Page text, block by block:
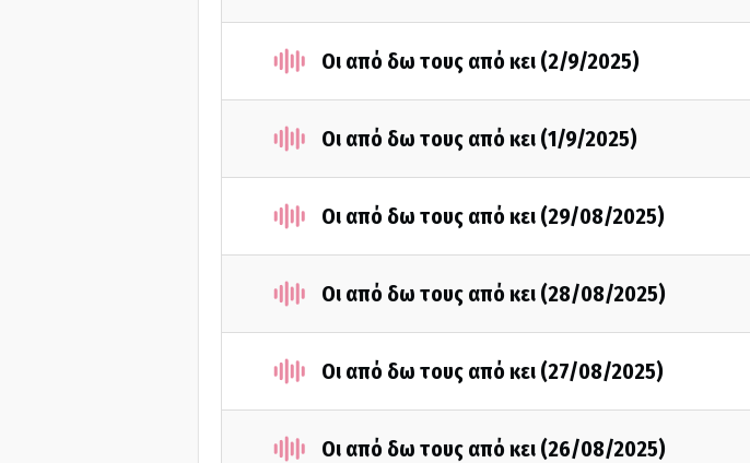
Οι από δω τους από κει (2/9/2025)
Οι από δω τους από κει (1/9/2025)
Οι από δω τους από κει (29/08/2025)
Οι από δω τους από κει (28/08/2025)
Οι από δω τους από κει (27/08/2025)
Οι από δω τους από κει (26/08/2025)